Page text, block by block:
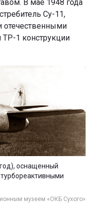
В мае 1948 года
Су-11,
1 конструкции
оснащенный
музеем «ОКБ Сухого»